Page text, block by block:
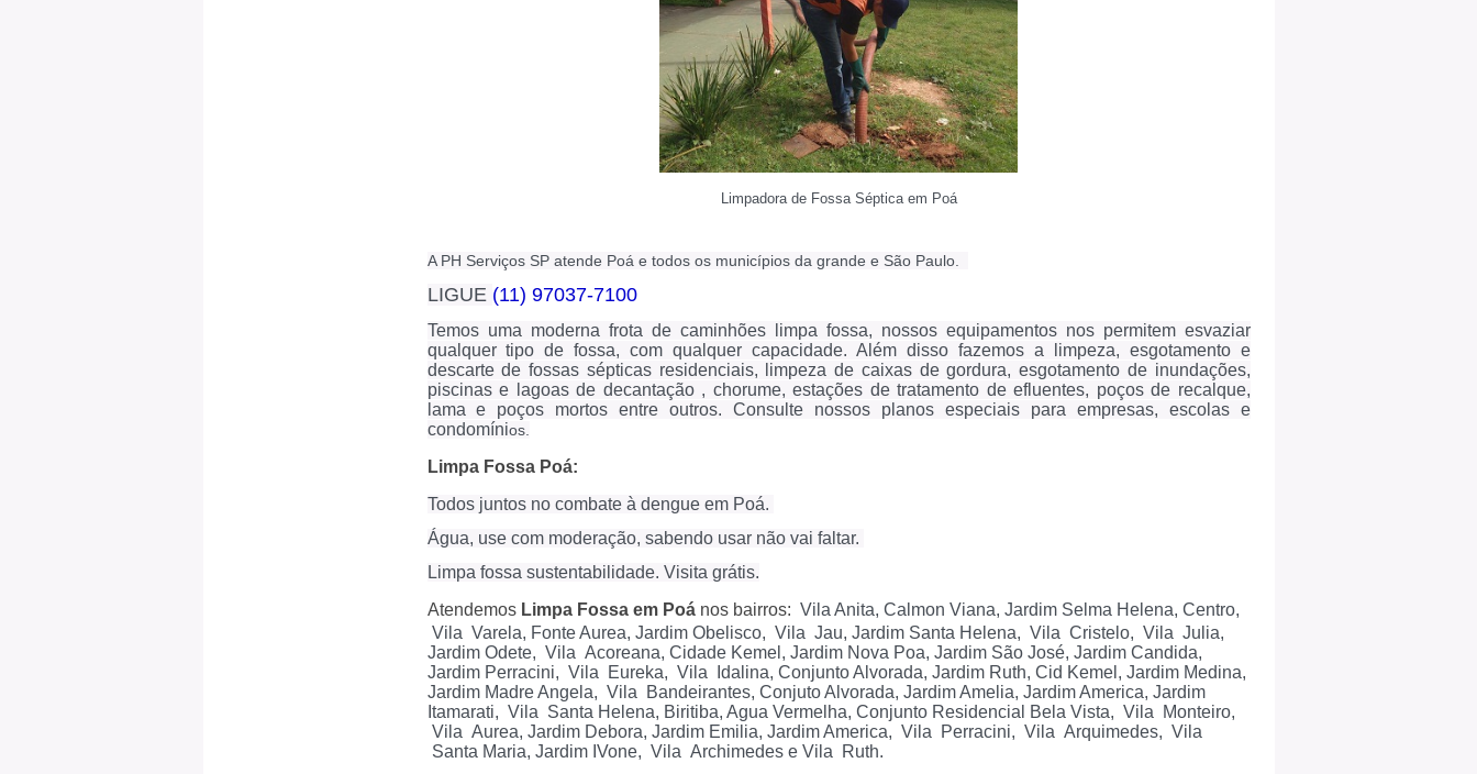
Limpadora de Fossa Séptica em Poá
A PH Serviços SP atende Poá e todos os municípios da grande e São Paulo.
LIGUE (11) 97037-7100
Temos uma moderna frota de caminhões limpa fossa, nossos equipamentos nos permitem esvaziar
qualquer tipo de fossa, com qualquer capacidade. Além disso fazemos a limpeza, esgotamento e
descarte de fossas sépticas residenciais, limpeza de caixas de gordura, esgotamento de inundações,
piscinas e lagoas de decantação , chorume, estações de tratamento de efluentes, poços de recalque,
lama e poços mortos entre outros.Consulte nossos planos especiais para empresas, escolas e
condomínios.
Limpa Fossa Poá:
Todos juntos no combate à dengue em Poá.
Água, use com moderação, sabendo usar não vai faltar.
Limpa fossa sustentabilidade. Visita grátis.
Atendemos Limpa Fossa em Poá nos bairros: Vila Anita, Calmon Viana, Jardim Selma Helena, Centro,
Vila Varela, Fonte Aurea, Jardim Obelisco, Vila Jau, Jardim Santa Helena, Vila Cristelo, Vila Julia,
Jardim Odete, Vila Acoreana, Cidade Kemel, Jardim Nova Poa, Jardim São José, Jardim Candida,
Jardim Perracini, Vila Eureka, Vila Idalina, Conjunto Alvorada, Jardim Ruth, Cid Kemel, Jardim Medina,
Jardim Madre Angela, Vila Bandeirantes, Conjuto Alvorada, Jardim Amelia, Jardim America, Jardim
Itamarati, Vila Santa Helena, Biritiba, Agua Vermelha, Conjunto Residencial Bela Vista, Vila Monteiro,
Vila Aurea, Jardim Debora, Jardim Emilia, Jardim America, Vila Perracini, Vila Arquimedes, Vila
Santa Maria, Jardim IVone, Vila Archimedes e Vila Ruth.